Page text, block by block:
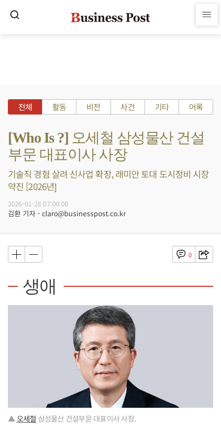
전체 활동 비전 사건 기타 어록
[Who Is ?] 오세철 삼성물산 건설
부문 대표이사 사장
기술직 경험 살려 신사업 확장, 래미안 토대 도시정비 시장
약진 [2026년]
2026-01-28 07:00:00
김환 기자 - claro@businesspost.co.kr
0
생애
▲오세철 삼성물산 건설부문 대표이사 사장.